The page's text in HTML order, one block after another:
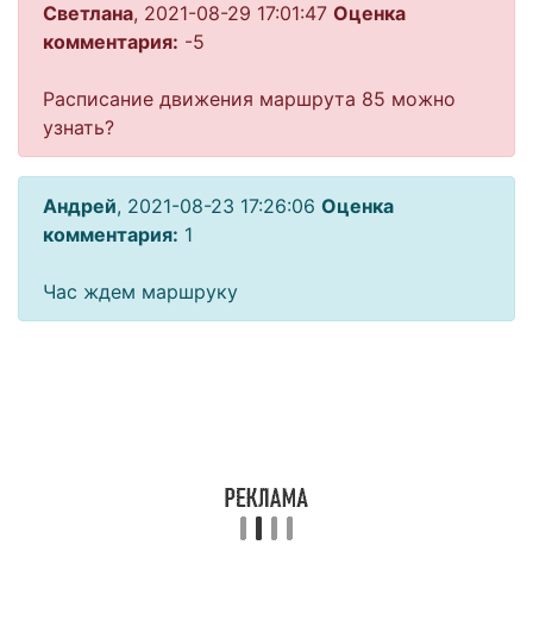
Светлана, 2021-08-29 17:01:47 Оценка
комментария: -5
Расписание движения маршрута 85 можно
узнать?
Андрей, 2021-08-23 17:26:06 Оценка
комментария: 1
Час ждем маршруку